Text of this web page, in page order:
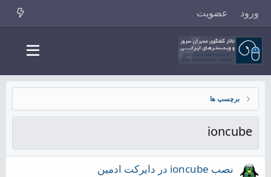
ورود عضویت
برچسپ ها
ioncube
نصب ioncube در دایرکت ادمین